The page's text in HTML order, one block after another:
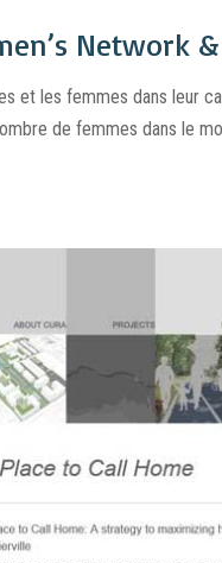
Network
et les femmes dans leur
de femmes dans le